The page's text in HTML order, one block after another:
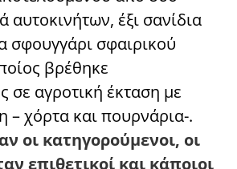
αυτοκινήτων, έξι σανίδια
σφουγγάρι σφαιρικού
βρέθηκε
σε αγροτική έκταση με
– χόρτα και πουρνάρια-.
οι κατηγορούμενοι, οι
επιθετικοί και κάποιοι